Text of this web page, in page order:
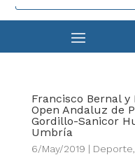
productos
Francisco Bernal
Open Andaluz de
Gordillo-Sanicor
Umbría
6/May/2019 | Deporte